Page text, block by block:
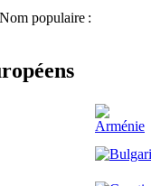
Nom populaire :